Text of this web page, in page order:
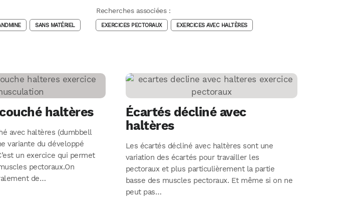
SANS MATÉRIEL
Recherches associées :
EXERCICES PECTORAUX EXERCICES AVEC HALTÈRES
haltères
avec haltères (dumbbell
variante du développé
un exercice qui permet
pectoraux.On
de…
Écartés décliné avec
haltères
Les écartés décliné avec haltères sont une
variation des écartés pour travailler les
pectoraux et plus particulièrement la partie
basse des muscles pectoraux. Et même si on ne
peut pas…